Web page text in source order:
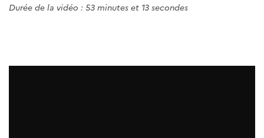
Durée de la vidéo : 53 minutes et 13 secondes